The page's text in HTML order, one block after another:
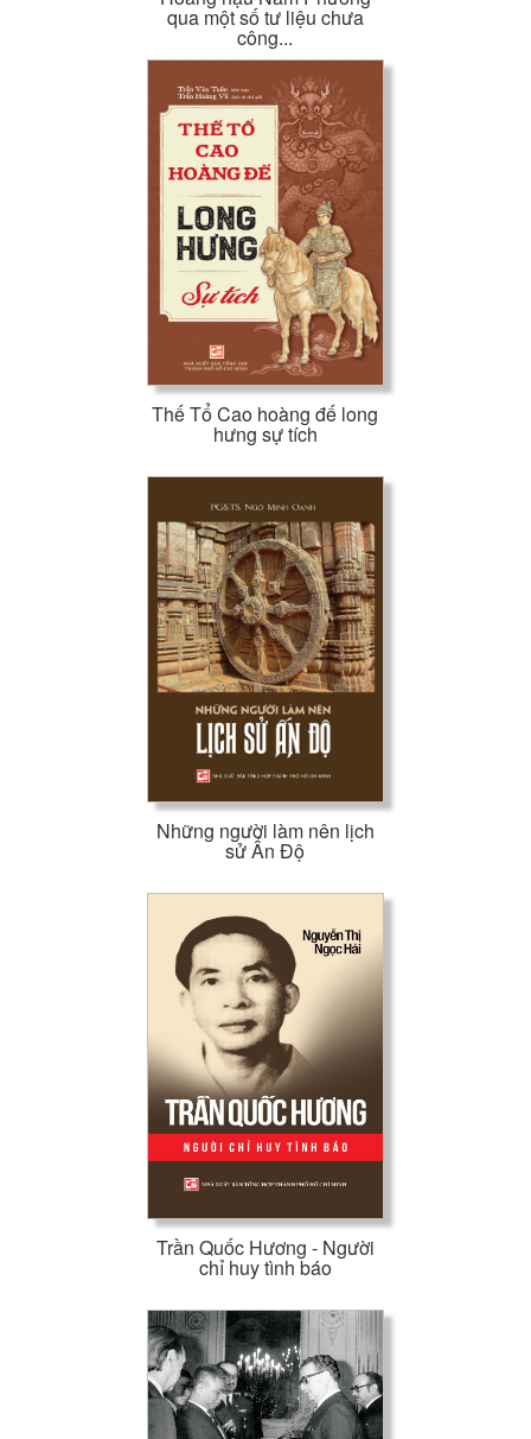
qua một số tư liệu chưa
công...
Thế Tổ Cao hoàng đế long
hưng sự tích
Những người làm nên lịch
sử Ấn Độ
Trần Quốc Hương - Người
chỉ huy tình báo